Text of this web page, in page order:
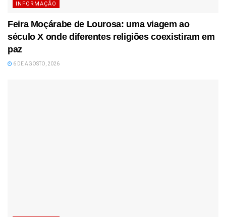
INFORMAÇÃO
Feira Moçárabe de Lourosa: uma viagem ao
século X onde diferentes religiões coexistiram em
paz
6 DE AGOSTO, 2026